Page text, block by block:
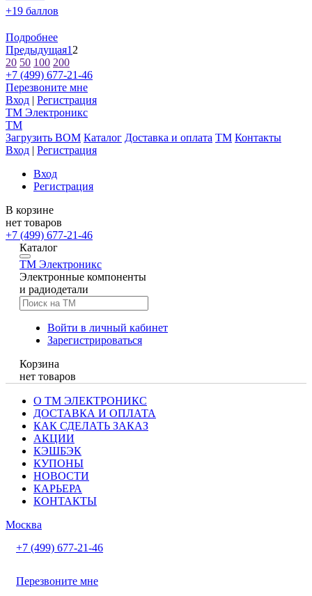
+19 баллов
Подробнее
Предыдущая1 2
20 50 100 200
+7 (499) 677-21-46
Перезвоните мне
Вход | Регистрация
TM Электроникс
TM
Загрузить BOM Каталог Доставка и оплата TM Контакты
Вход | Регистрация
Вход
Регистрация
В корзине
нет товаров
+7 (499) 677-21-46
Каталог
TM Электроникс
Электронные компоненты
и радиодетали
Войти в личный кабинет
Зарегистрироваться
Корзина
нет товаров
О ТМ ЭЛЕКТРОНИКС
ДОСТАВКА И ОПЛАТА
КАК СДЕЛАТЬ ЗАКАЗ
АКЦИИ
КЭШБЭК
КУПОНЫ
НОВОСТИ
КАРЬЕРА
КОНТАКТЫ
Москва
+7 (499) 677-21-46
Перезвоните мне